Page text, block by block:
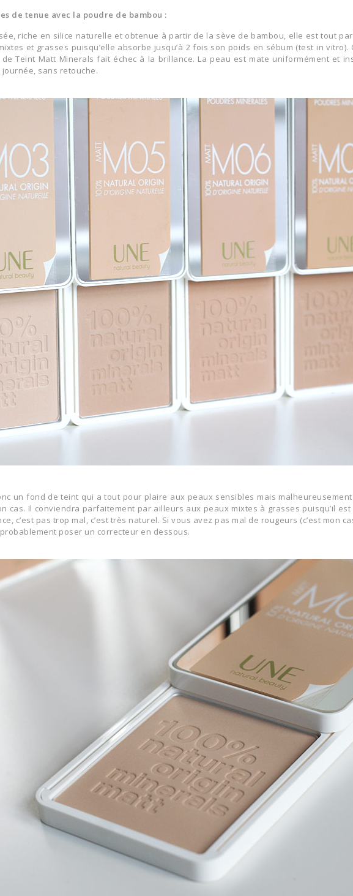
de tenue avec la poudre de bambou :
riche en silice naturelle et obtenue à partir de la sève de bambou, elle est tout
et grasses puisqu’elle absorbe jusqu’à 2 fois son poids en sébum (test in
de Teint Matt Minerals fait échec à la brillance. La peau est mate uniformément et
sans retouche.
un fond de teint qui a tout pour plaire aux peaux sensibles mais
cas. Il conviendra parfaitement par ailleurs aux peaux mixtes à grasses puisqu’il
c’est pas trop mal, c’est très naturel. Si vous avez pas mal de rougeurs (c’est mon
poser un correcteur en dessous.
S'INSCRIRE